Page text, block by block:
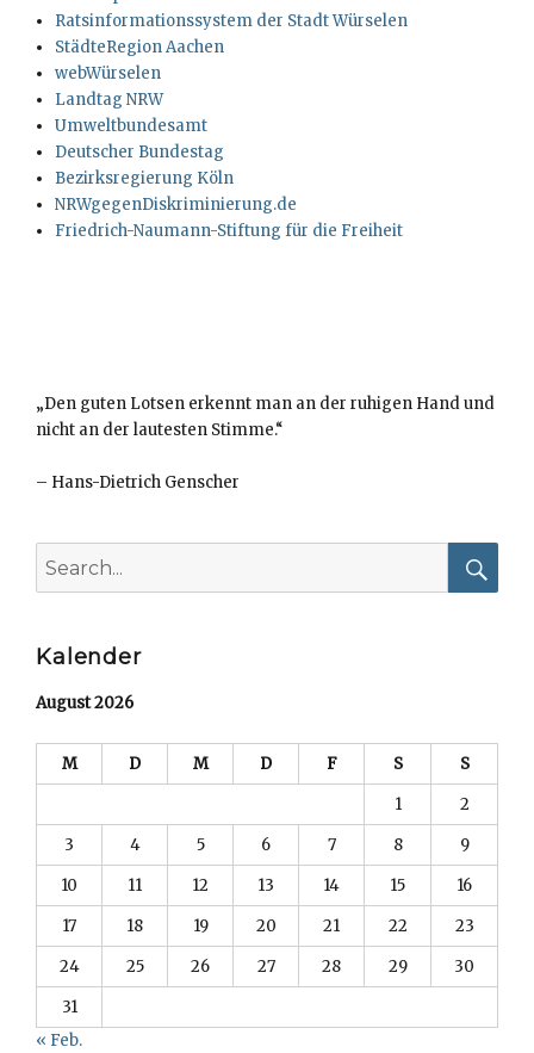
Ratsinformationssystem der Stadt Würselen
StädteRegion Aachen
webWürselen
Landtag NRW
Umweltbundesamt
Deutscher Bundestag
Bezirksregierung Köln
NRWgegenDiskriminierung.de
Friedrich-Naumann-Stiftung für die Freiheit
„Den guten Lotsen erkennt man an der ruhigen Hand und
nicht an der lautesten Stimme.“
– Hans-Dietrich Genscher
for:
Kalender
August 2026
M D M D F S
S
1
2
3
4 5 6 7 8
9
10
11 12 13 14 15
16
17
18 19 20 21 22
23
24
25 26 27 28 29
30
31
« Feb.